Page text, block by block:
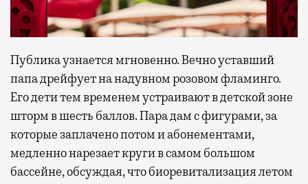
Публика узнается мгновенно. Вечно уставший
папа дрейфует на надувном розовом фламинго.
Его дети тем временем устраивают в детской зоне
шторм в шесть баллов. Пара дам с фигурами, за
которые заплачено потом и абонементами,
медленно нарезает круги в самом большом
бассейне, обсуждая, что биоревитализация летом